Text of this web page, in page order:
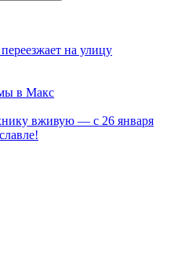
на улицу
в Макс
вживую — с 26 января